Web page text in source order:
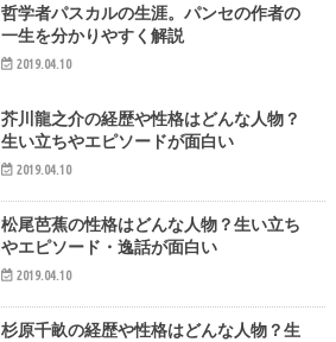
哲学者パスカルの生涯。パンセの作者の
一生を分かりやすく解説
2019.04.10
芥川龍之介の経歴や性格はどんな人物？
生い立ちやエピソードが面白い
2019.04.10
松尾芭蕉の性格はどんな人物？生い立ち
やエピソード・逸話が面白い
2019.04.10
杉原千畝の経歴や性格はどんな人物？生